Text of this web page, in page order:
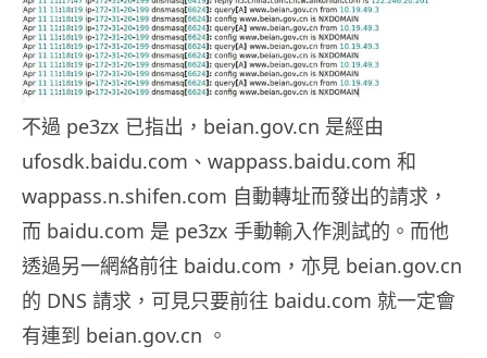
不過 pe3zx 已指出，beian.gov.cn 是經由
ufosdk.baidu.com、wappass.baidu.com 和
wappass.n.shifen.com 自動轉址而發出的請求，
而 baidu.com 是 pe3zx 手動輸入作測試的。而他
透過另一網絡前往 baidu.com，亦見 beian.gov.cn
的 DNS 請求，可見只要前往 baidu.com 就一定會
有連到 beian.gov.cn 。